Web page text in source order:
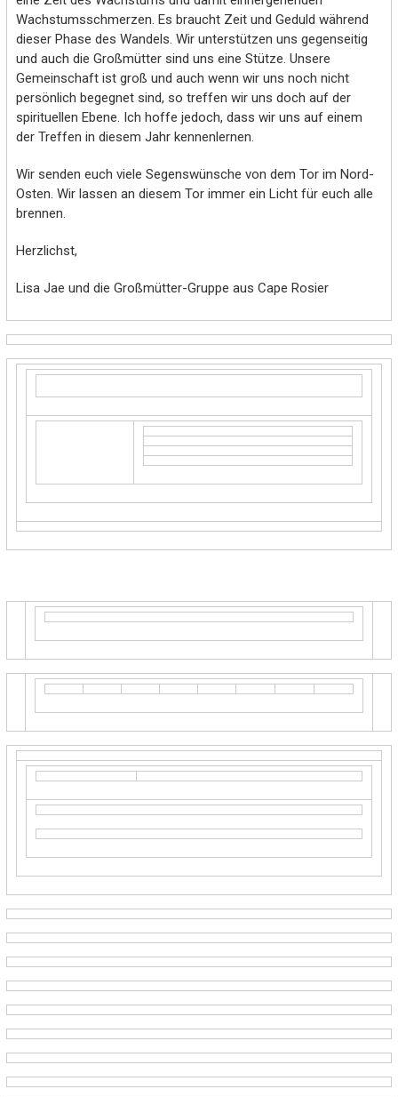
Wachstumsschmerzen. Es braucht Zeit und Geduld während
dieser Phase des Wandels. Wir unterstützen uns gegenseitig
und auch die Großmütter sind uns eine Stütze. Unsere
Gemeinschaft ist groß und auch wenn wir uns noch nicht
persönlich begegnet sind, so treffen wir uns doch auf der
spirituellen Ebene. Ich hoffe jedoch, dass wir uns auf einem
der Treffen in diesem Jahr kennenlernen.
Wir senden euch viele Segenswünsche von dem Tor im Nord-
Osten. Wir lassen an diesem Tor immer ein Licht für euch alle
brennen.
Herzlichst,
Lisa Jae und die Großmütter-Gruppe aus Cape Rosier